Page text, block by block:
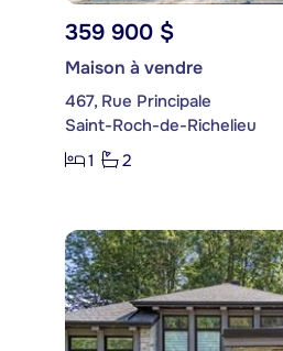
359 900 $
Maison à vendre
467, Rue Principale
Saint-Roch-de-Richelieu
1
2